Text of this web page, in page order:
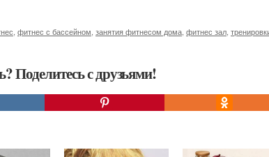
фитнес с бассейном занятия фитнесом дома фитнес зал
Поделитесь с друзьями!